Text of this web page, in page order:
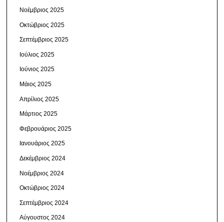
Νοέμβριος 2025
Οκτώβριος 2025
Σεπτέμβριος 2025
Ιούλιος 2025
Ιούνιος 2025
Μάιος 2025
Απρίλιος 2025
Μάρτιος 2025
Φεβρουάριος 2025
Ιανουάριος 2025
Δεκέμβριος 2024
Νοέμβριος 2024
Οκτώβριος 2024
Σεπτέμβριος 2024
Αύγουστος 2024